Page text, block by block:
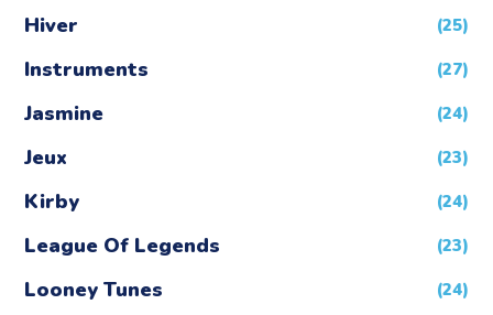
Hiver (25)
Instruments (27)
Jasmine (24)
Jeux (23)
Kirby (24)
League Of Legends (23)
Looney Tunes (24)